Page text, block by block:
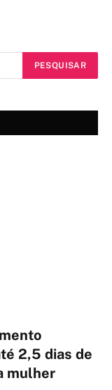
2,5 dias de
mulher